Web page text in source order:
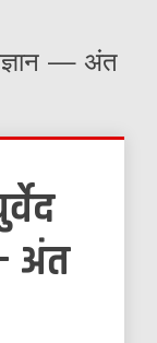
— अंत
अंत